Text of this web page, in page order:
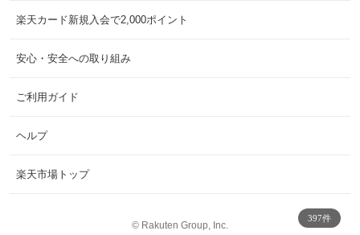
397件
楽天カード新規入会で2,000ポイント
安心・安全への取り組み
ご利用ガイド
ヘルプ
楽天市場トップ
© Rakuten Group, Inc.